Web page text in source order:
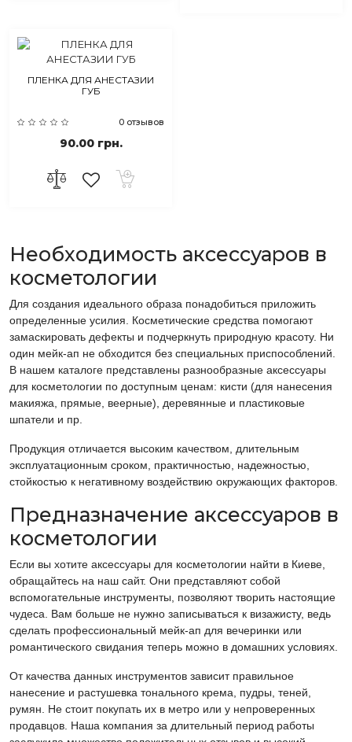
ПЛЕНКА ДЛЯ АНЕСТАЗИИ
ГУБ
0 отзывов
90.00 грн.
Необходимость аксессуаров в
косметологии
Для создания идеального образа понадобиться приложить
определенные усилия. Косметические средства помогают
замаскировать дефекты и подчеркнуть природную красоту. Ни
один мейк-ап не обходится без специальных приспособлений.
В нашем каталоге представлены разнообразные аксессуары
для косметологии по доступным ценам: кисти (для нанесения
макияжа, прямые, веерные), деревянные и пластиковые
шпатели и пр.
Продукция отличается высоким качеством, длительным
эксплуатационным сроком, практичностью, надежностью,
стойкостью к негативному воздействию окружающих факторов.
Предназначение аксессуаров в
косметологии
Если вы хотите аксессуары для косметологии найти в Киеве,
обращайтесь на наш сайт. Они представляют собой
вспомогательные инструменты, позволяют творить настоящие
чудеса. Вам больше не нужно записываться к визажисту, ведь
сделать профессиональный мейк-ап для вечеринки или
романтического свидания теперь можно в домашних условиях.
От качества данных инструментов зависит правильное
нанесение и растушевка тонального крема, пудры, теней,
румян. Не стоит покупать их в метро или у непроверенных
продавцов. Наша компания за длительный период работы